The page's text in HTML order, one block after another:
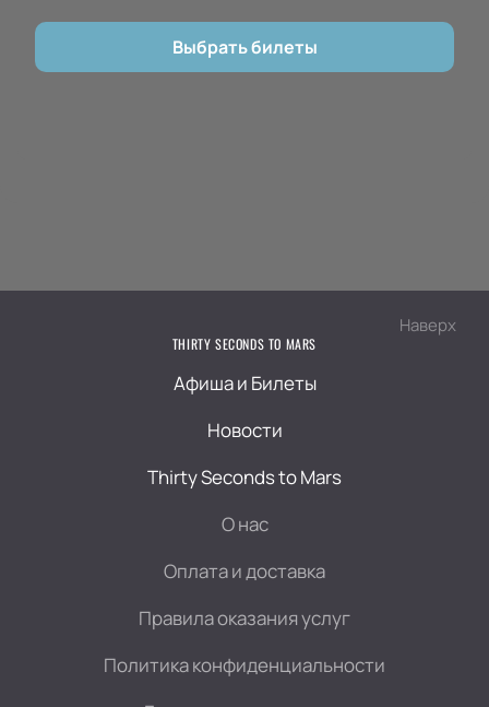
Выбрать билеты
Наверх
THIRTY SECONDS TO MARS
Афиша и Билеты
Новости
Thirty Seconds to Mars
О нас
Оплата и доставка
Правила оказания услуг
Политика конфиденциальности